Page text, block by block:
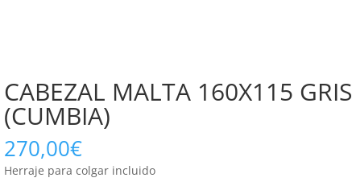
CABEZAL MALTA 160X115 GRIS
(CUMBIA)
270,00€
Herraje para colgar incluido